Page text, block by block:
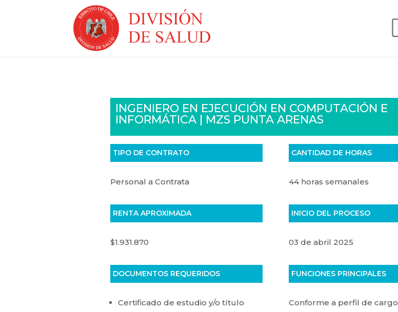
INGENIERO EN EJECUCIÓN EN COMPUTACIÓN E
INFORMÁTICA | MZS PUNTA ARENAS
TIPO DE CONTRATO
Personal a Contrata
CANTIDAD DE HORAS
44 horas semanales
RENTA APROXIMADA
$1.931.870
INICIO DEL PROCESO
03 de abril 2025
DOCUMENTOS REQUERIDOS
Certificado de estudio y/o título
FUNCIONES PRINCIPALES
Conforme a perfil de cargo